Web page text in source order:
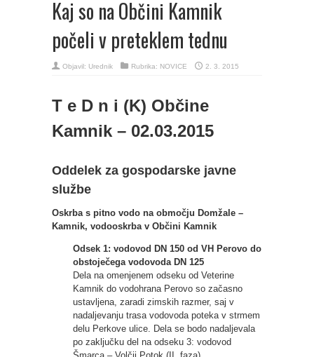
Kaj so na Občini Kamnik
počeli v preteklem tednu
Objavil: Urednik Rubrika: NOVICE 2. 3. 2015
T e D n i (K) Občine
Kamnik – 02.03.2015
Oddelek za gospodarske javne
službe
Oskrba s pitno vodo na območju Domžale –
Kamnik, vodooskrba v Občini Kamnik
Odsek 1: vodovod DN 150 od VH Perovo do
obstoječega vodovoda DN 125
Dela na omenjenem odseku od Veterine
Kamnik do vodohrana Perovo so začasno
ustavljena, zaradi zimskih razmer, saj v
nadaljevanju trasa vodovoda poteka v strmem
delu Perkove ulice. Dela se bodo nadaljevala
po zaključku del na odseku 3: vodovod